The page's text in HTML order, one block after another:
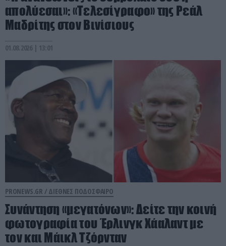
απολύεσαι»: «Τελεσίγραφο» της Ρεάλ
Μαδρίτης στον Βινίσιους
01.08.2026 | 13:01
PRONEWS.GR / ΔΙΕΘΝΕΣ ΠΟΔΟΣΦΑΙΡΟ
Συνάντηση «μεγατόνων»: Δείτε την κοινή
φωτογραφία του Έρλινγκ Χάαλαντ με
τον και Μάικλ Τζόρνταν